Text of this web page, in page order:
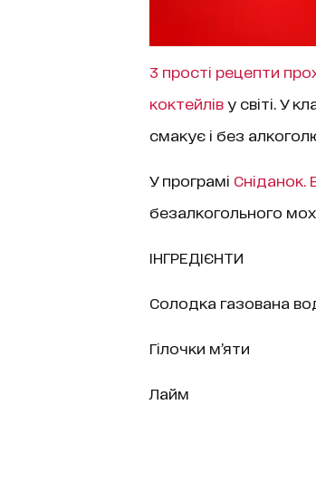
3 прості рецепти
коктейліву світі. У
смакує і без
У програмі Сніданок.
безалкогольного
ІНГРЕДІЄНТИ
Солодка газована
Гілочки м’яти
Лайм